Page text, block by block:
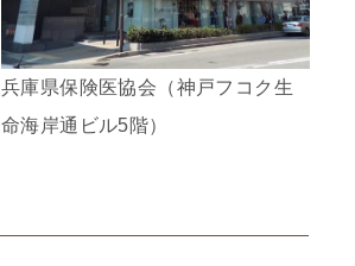
兵庫県保険医協会（神戸フコク生
命海岸通ビル5階）